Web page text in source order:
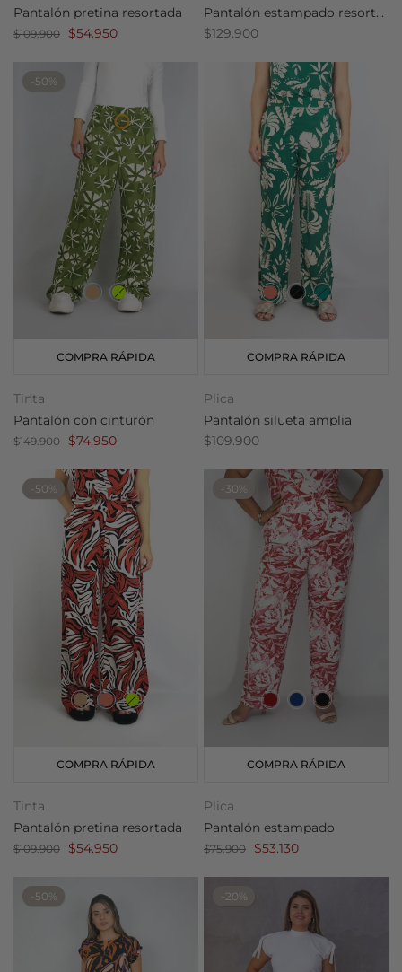
Pantalón pretina resortada
$109.900 $54.950
Pantalón estampado resortado
$129.900
-50%
COMPRA RÁPIDA
Tinta
Pantalón con cinturón
$149.900 $74.950
COMPRA RÁPIDA
Plica
Pantalón silueta amplia
$109.900
-50%
COMPRA RÁPIDA
Tinta
Pantalón pretina resortada
$109.900 $54.950
-30%
COMPRA RÁPIDA
Plica
Pantalón estampado
$75.900 $53.130
-50% -20%